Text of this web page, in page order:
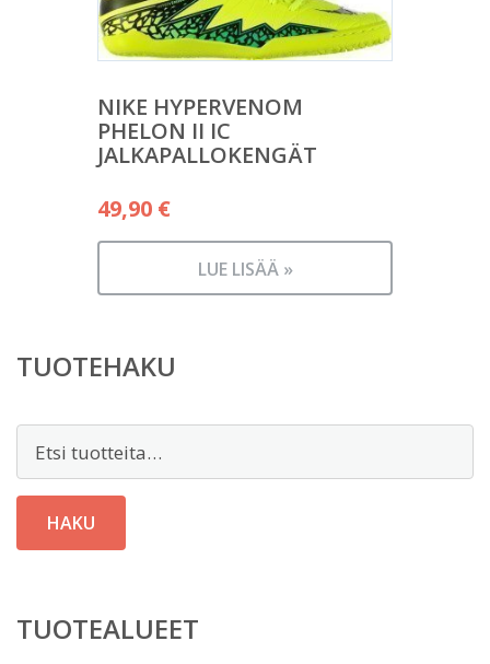
NIKE HYPERVENOM
PHELON II IC
JALKAPALLOKENGÄT
49,90 €
LUE LISÄÄ »
TUOTEHAKU
HAKU
TUOTEALUEET